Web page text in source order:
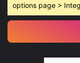
options page >